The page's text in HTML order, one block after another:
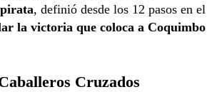
, definió desde los 12 pasos en el
la victoria que coloca a Coquimbo
Cruzados